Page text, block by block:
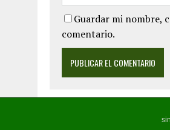
Guardar mi nombre,
comentario.